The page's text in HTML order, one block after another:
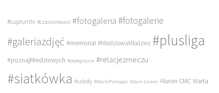
#cuprumtv #czasnarewanż #fotogaleria #fotogalerie
#galeriazdjęć #memoriał #MiedziowaMlodziez #plusliga
#poznajMiedziowych #pożegnania #relacjezmeczu
#siatkówka #szkoły #WartoPomagac Adam Lorenc Aluron CMC Warta